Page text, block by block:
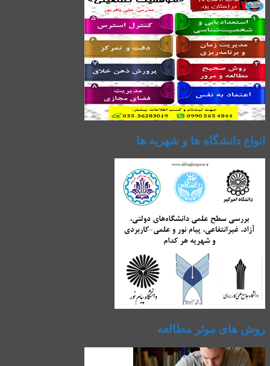
انواع دانشگاه ها و شهریه ها
روش های موثر مطالعه